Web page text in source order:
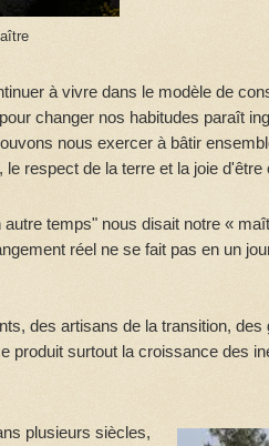
à vivre dans le modèle de
changer nos habitudes paraît
nous exercer à bâtir
respect de la terre et la joie
temps" nous disait notre «
réel ne se fait pas en un
des artisans de la transition,
produit surtout la croissance des
plusieurs siècles,